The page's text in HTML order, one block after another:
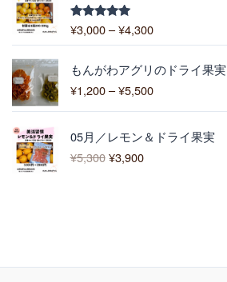
0
0
0
5段階中
5.00
¥3,000 –¥4,300:
3
,
0
もんがわアグリのドライ果実
¥1,200 –¥5,500
格
帯
:
1
5
05月／レモン＆ドライ果実
¥5,300
元
の
価
3
¥3,900
現
在
の
,